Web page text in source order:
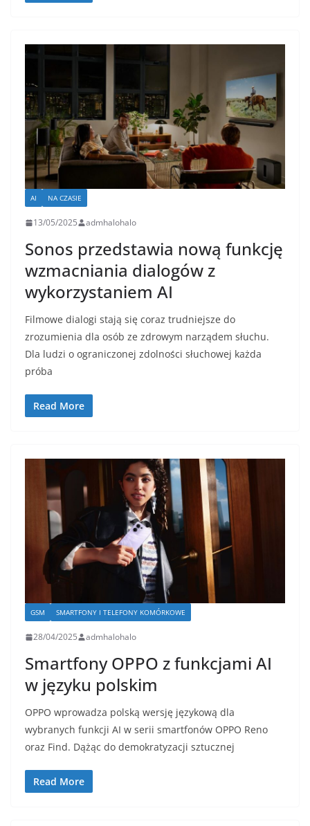
AI NA CZASIE
13/05/2025 admhalohalo
Sonos przedstawia nową funkcję
wzmacniania dialogów z
wykorzystaniem AI
Filmowe dialogi stają się coraz trudniejsze do
zrozumienia dla osób ze zdrowym narządem słuchu.
Dla ludzi o ograniczonej zdolności słuchowej każda
próba
Read More
GSM SMARTFONY I TELEFONY KOMÓRKOWE
28/04/2025 admhalohalo
Smartfony OPPO z funkcjami AI
w języku polskim
OPPO wprowadza polską wersję językową dla
wybranych funkcji AI w serii smartfonów OPPO Reno
oraz Find. Dążąc do demokratyzacji sztucznej
Read More